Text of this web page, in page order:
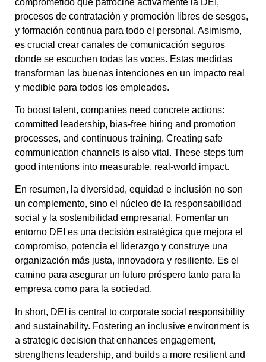
procesos de contratación y promoción libres de sesgos,
y formación continua para todo el personal. Asimismo,
es crucial crear canales de comunicación seguros
donde se escuchen todas las voces. Estas medidas
transforman las buenas intenciones en un impacto real
y medible para todos los empleados.
To boost talent, companies need concrete actions:
committed leadership, bias-free hiring and promotion
processes, and continuous training. Creating safe
communication channels is also vital. These steps turn
good intentions into measurable, real-world impact.
En resumen, la diversidad, equidad e inclusión no son
un complemento, sino el núcleo de la responsabilidad
social y la sostenibilidad empresarial. Fomentar un
entorno DEI es una decisión estratégica que mejora el
compromiso, potencia el liderazgo y construye una
organización más justa, innovadora y resiliente. Es el
camino para asegurar un futuro próspero tanto para la
empresa como para la sociedad.
In short, DEI is central to corporate social responsibility
and sustainability. Fostering an inclusive environment is
a strategic decision that enhances engagement,
strengthens leadership, and builds a more resilient and